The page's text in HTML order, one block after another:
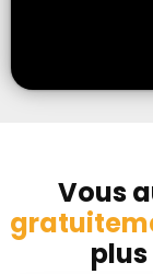
Vous